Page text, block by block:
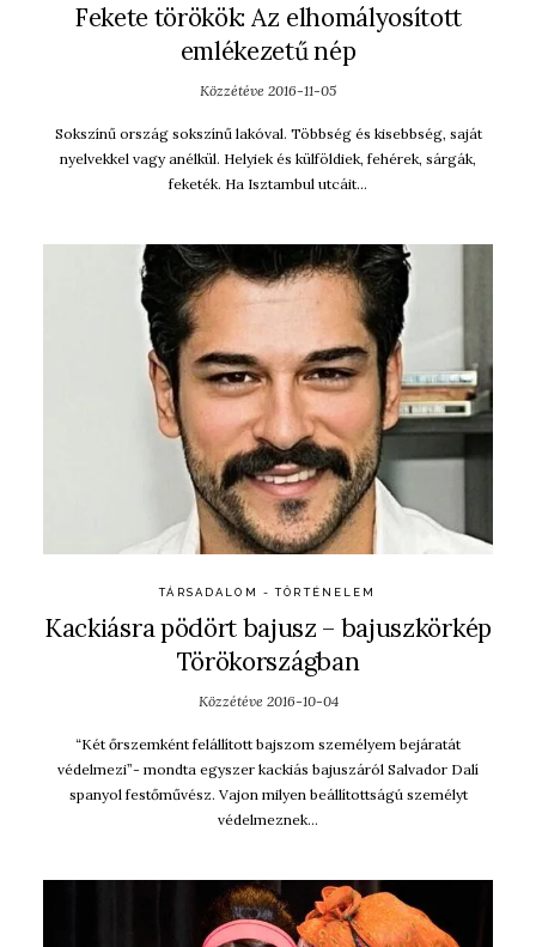
Fekete törökök: Az elhomályosított
emlékezetű nép
Közzétéve 2016-11-05
Sokszínű ország sokszínű lakóval. Többség és kisebbség, saját
nyelvekkel vagy anélkül. Helyiek és külföldiek, fehérek, sárgák,
feketék. Ha Isztambul utcáit…
TÁRSADALOM - TÖRTÉNELEM
Kackiásra pödört bajusz – bajuszkörkép
Törökországban
Közzétéve 2016-10-04
“Két őrszemként felállított bajszom személyem bejáratát
védelmezi”- mondta egyszer kackiás bajuszáról Salvador Dalí
spanyol festőművész. Vajon milyen beállítottságú személyt
védelmeznek…